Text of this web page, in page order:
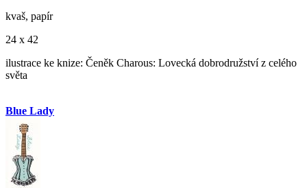
kvaš, papír
24 x 42
ilustrace ke knize: Čeněk Charous: Lovecká dobrodružství z celého
světa
Blue Lady